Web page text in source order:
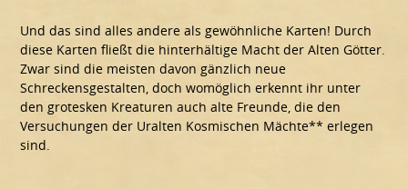
Und das sind alles andere als gewöhnliche Karten! Durch
diese Karten fließt die hinterhältige Macht der Alten Götter.
Zwar sind die meisten davon gänzlich neue
Schreckensgestalten, doch womöglich erkennt ihr unter
den grotesken Kreaturen auch alte Freunde, die den
Versuchungen der Uralten Kosmischen Mächte** erlegen
sind.